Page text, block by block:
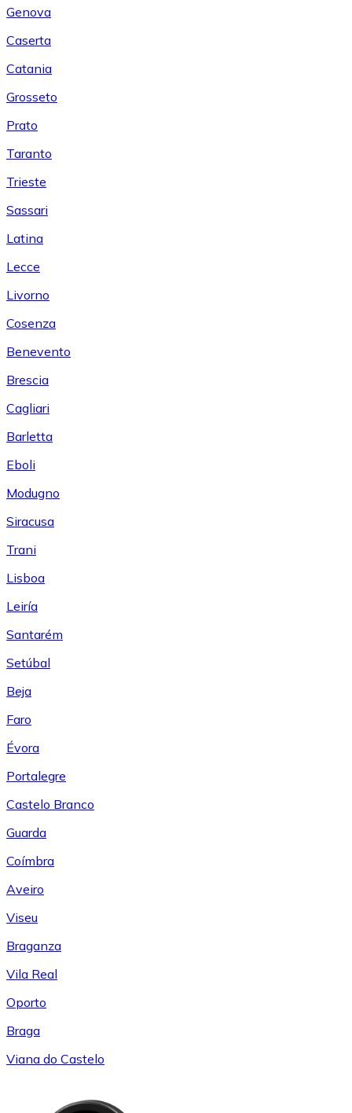
Genova
Caserta
Catania
Grosseto
Prato
Taranto
Trieste
Sassari
Latina
Lecce
Livorno
Cosenza
Benevento
Brescia
Cagliari
Barletta
Eboli
Modugno
Siracusa
Trani
Lisboa
Leiría
Santarém
Setúbal
Beja
Faro
Évora
Portalegre
Castelo Branco
Guarda
Coímbra
Aveiro
Viseu
Braganza
Vila Real
Oporto
Braga
Viana do Castelo